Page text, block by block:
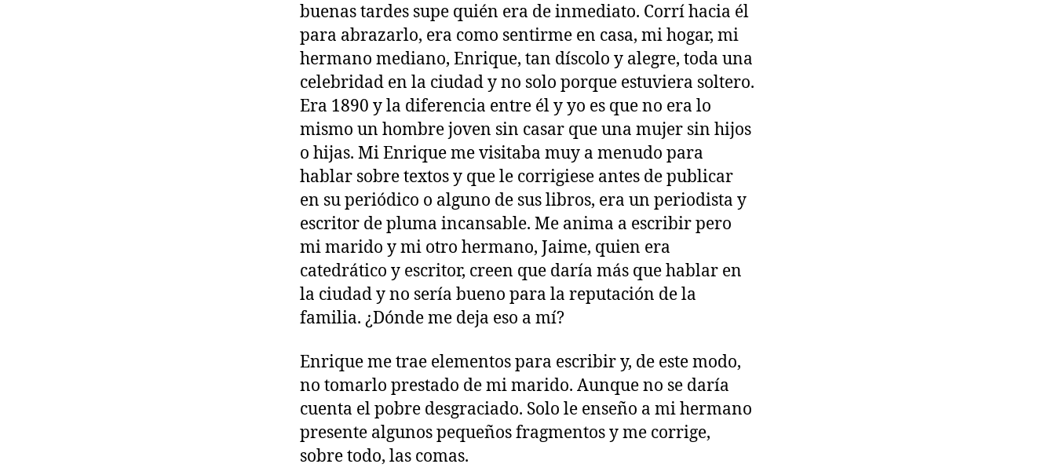
buenas tardes supe quién era de inmediato. Corrí hacia él
para abrazarlo, era como sentirme en casa, mi hogar, mi
hermano mediano, Enrique, tan díscolo y alegre, toda una
celebridad en la ciudad y no solo porque estuviera soltero.
Era 1890 y la diferencia entre él y yo es que no era lo
mismo un hombre joven sin casar que una mujer sin hijos
o hijas. Mi Enrique me visitaba muy a menudo para
hablar sobre textos y que le corrigiese antes de publicar
en su periódico o alguno de sus libros, era un periodista y
escritor de pluma incansable. Me anima a escribir pero
mi marido y mi otro hermano, Jaime, quien era
catedrático y escritor, creen que daría más que hablar en
la ciudad y no sería bueno para la reputación de la
familia. ¿Dónde me deja eso a mí?
Enrique me trae elementos para escribir y, de este modo,
no tomarlo prestado de mi marido. Aunque no se daría
cuenta el pobre desgraciado. Solo le enseño a mi hermano
presente algunos pequeños fragmentos y me corrige,
sobre todo, las comas.